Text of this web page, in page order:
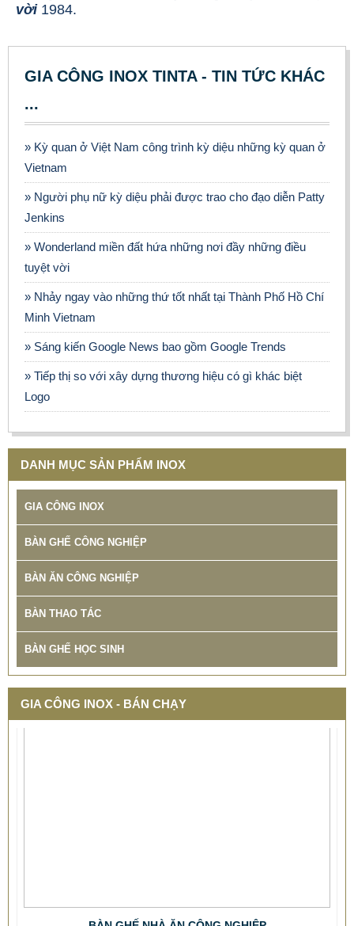
vời1984.
GIA CÔNG INOX TINTA - TIN TỨC KHÁC
...
» Kỳ quan ở Việt Nam công trình kỳ diệu những kỳ quan ở
Vietnam
» Người phụ nữ kỳ diệu phải được trao cho đạo diễn Patty
Jenkins
» Wonderland miền đất hứa những nơi đầy những điều
tuyệt vời
» Nhảy ngay vào những thứ tốt nhất tại Thành Phố Hồ Chí
Minh Vietnam
» Sáng kiến Google News bao gồm Google Trends
» Tiếp thị so với xây dựng thương hiệu có gì khác biệt
Logo
DANH MỤC SẢN PHẨM INOX
GIA CÔNG INOX
BÀN GHẾ CÔNG NGHIỆP
BÀN ĂN CÔNG NGHIỆP
BÀN THAO TÁC
BÀN GHẾ HỌC SINH
GIA CÔNG INOX - BÁN CHẠY
0 VNĐ